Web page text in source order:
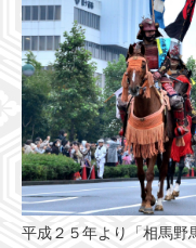
平成２５年より「相馬野